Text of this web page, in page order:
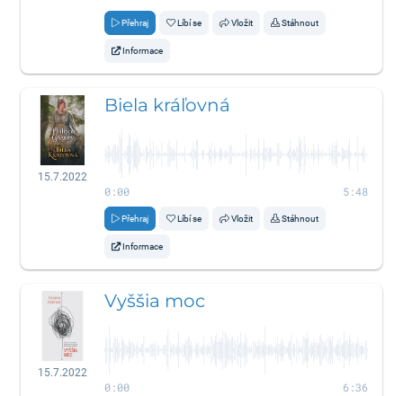
Přehraj Líbí se Vložit Stáhnout
Informace
15.7.2022
Biela kráľovná
0:00 5:48
Přehraj Líbí se Vložit Stáhnout
Informace
15.7.2022
Vyššia moc
0:00 6:36